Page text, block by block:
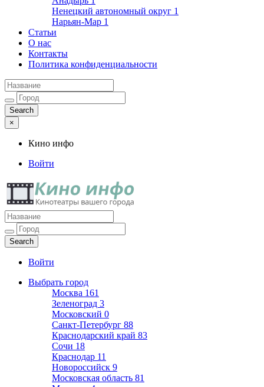
Ненецкий автономный округ 1
Нарьян-Мар 1
Статьи
О нас
Контакты
Политика конфиденциальности
×
Кино инфо
Войти
Кино инфо
Кинотеатры вашего города
Войти
Выбрать город
Москва 161
Зеленоград 3
Московский 0
Санкт-Петербург 88
Краснодарский край 83
Сочи 18
Краснодар 11
Новороссийск 9
Московская область 81